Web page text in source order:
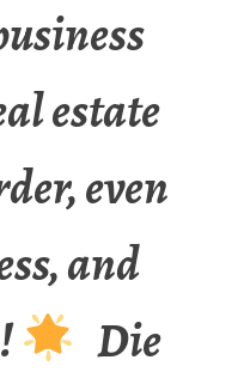
estate
even
and
Die